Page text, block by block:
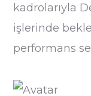
kadrolarıyla
işlerinde
performans